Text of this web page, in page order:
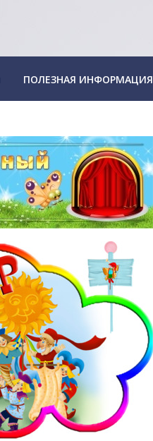
ПОЛЕЗНАЯ ИНФОРМАЦИЯ